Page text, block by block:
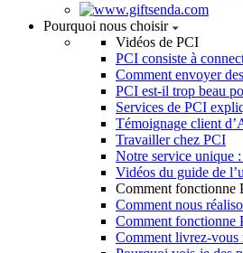
Pourquoi nous choisir
Vidéos de PCI
PCI consiste à
Comment envoyer
PCI est-il trop beau
Services de PCI
Témoignage client
Travailler chez PCI
Notre service unique
Vidéos du guide de
Comment fonctionne
Comment nous
Comment fonctionne
Comment livrez-vous